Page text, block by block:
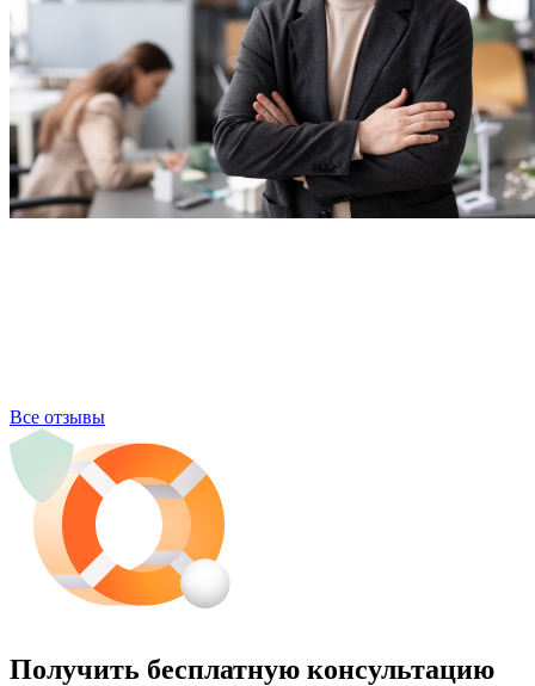
Все отзывы
Получить бесплатную консультацию